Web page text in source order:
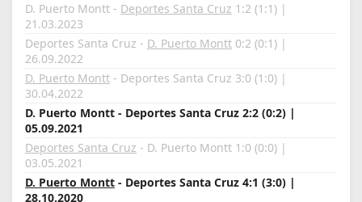
D. Puerto Montt - Deportes Santa Cruz 1:2 (1:1) |
21.03.2023
Deportes Santa Cruz - D. Puerto Montt 0:2 (0:1) |
26.09.2022
D. Puerto Montt - Deportes Santa Cruz 3:0 (1:0) |
30.04.2022
D. Puerto Montt - Deportes Santa Cruz 2:2 (0:2) |
05.09.2021
Deportes Santa Cruz - D. Puerto Montt 1:0 (0:0) |
03.05.2021
D. Puerto Montt - Deportes Santa Cruz 4:1 (3:0) |
28.10.2020